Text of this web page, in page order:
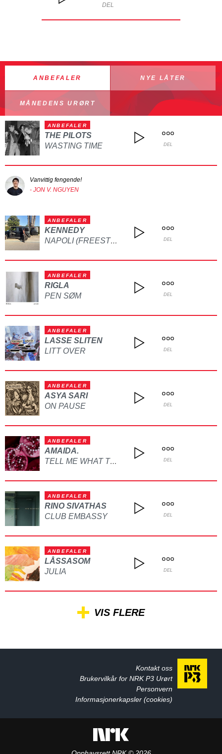
DEL
ANBEFALER NYE LÅTER
MÅNEDENS URØRT
ANBEFALER
THE PILOTS
WASTING TIME
DEL
Vanvittig fengende!
- JON V. NGUYEN
ANBEFALER
KENNEDY
NAPOLI (FREESTYLE) DEL
ANBEFALER
RIGLA
PEN SØM
DEL
ANBEFALER
LASSE SLITEN
LITT OVER
DEL
ANBEFALER
ASYA SARI
ON PAUSE
DEL
ANBEFALER
AMAIDA.
TELL ME WHAT TO DO DEL
ANBEFALER
RINO SIVATHAS
CLUB EMBASSY
DEL
ANBEFALER
LÅSSASOM
JULIA
DEL
VIS FLERE
Kontakt oss
Brukervilkår for NRK P3 Urørt
Personvern
Informasjonerkapsler (cookies)